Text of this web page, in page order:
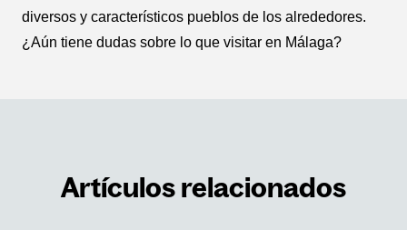
diversos y característicos pueblos de los alrededores.
¿Aún tiene dudas sobre lo que visitar en Málaga?
Artículos relacionados